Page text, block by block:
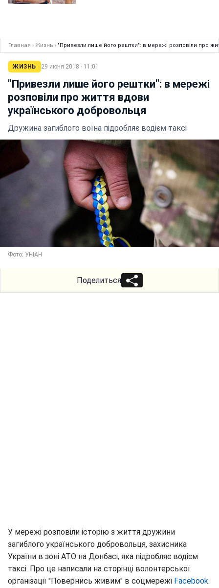
Главная › Жизнь › "Привезли лише його рештки": в мережі розповіли про
ЖИЗНЬ 29 июня 2018 · 11:01
"Привезли лише його рештки": в мережі
розповіли про життя вдови
українського добровольця
Дружина загиблого воїна підробляє водієм таксі
Фото: УНІАН
Поделиться
У мережі розповіли історію з життя дружини
загиблого українського добровольця, захисника
України в зоні АТО на Донбасі, яка підробляє водієм
таксі. Про це написали на сторінці волонтерської
організації "Повернись живим" в соцмережі Facebook.